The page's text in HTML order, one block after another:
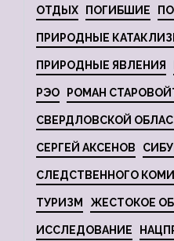
ОТДЫХ ПОГИБШИЕ
ПРИРОДНЫЕ
ПРИРОДНЫЕ ЯВЛЕНИЯ
РЭО РОМАН
СВЕРДЛОВСКОЙ
СЕРГЕЙ АКСЕНОВ
СЛЕДСТВЕННОГО
ТУРИЗМ ЖЕСТОКОЕ
ИССЛЕДОВАНИЕ